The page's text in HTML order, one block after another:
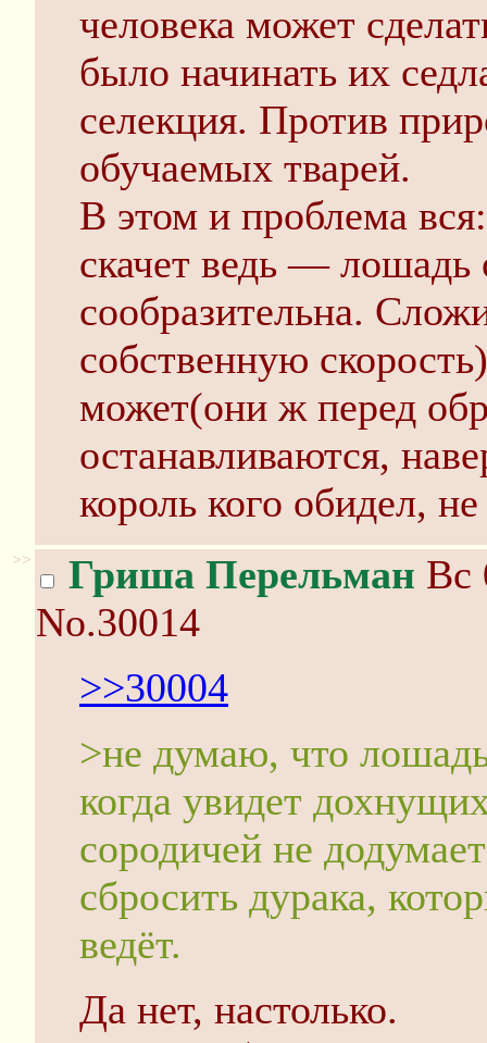
человека может
было начинать их
селекция. Против
обучаемых тварей.
В этом и проблема
скачет ведь — лошадь
сообразительна.
собственную
может(они ж перед
останавливаются,
король кого обидел,
>> Гриша Перельман Вс
No.30014
>>30004
>не думаю, что
когда увидет
сородичей не
сбросить дурака,
ведёт.
Да нет, настолько.